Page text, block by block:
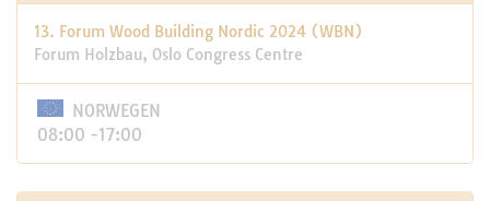
13. Forum Wood Building Nordic 2024 (WBN)
Forum Holzbau, Oslo Congress Centre
NORWEGEN
08:00 -17:00